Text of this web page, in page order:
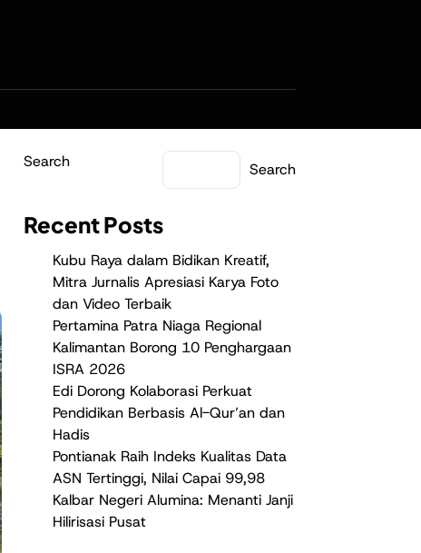
Search Search
Recent Posts
Kubu Raya dalam Bidikan Kreatif,
Mitra Jurnalis Apresiasi Karya Foto
dan Video Terbaik
Pertamina Patra Niaga Regional
Kalimantan Borong 10 Penghargaan
ISRA 2026
Edi Dorong Kolaborasi Perkuat
Pendidikan Berbasis Al-Qur’an dan
Hadis
Pontianak Raih Indeks Kualitas Data
ASN Tertinggi, Nilai Capai 99,98
Kalbar Negeri Alumina: Menanti Janji
Hilirisasi Pusat